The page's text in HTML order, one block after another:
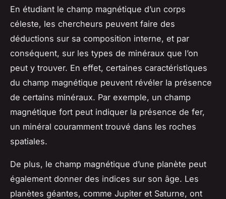
En étudiant le champ magnétique d’un corps
céleste, les chercheurs peuvent faire des
déductions sur sa composition interne, et par
conséquent, sur les types de minéraux que l’on
peut y trouver. En effet, certaines caractéristiques
du champ magnétique peuvent révéler la présence
de certains minéraux. Par exemple, un champ
magnétique fort peut indiquer la présence de fer,
un minéral couramment trouvé dans les roches
spatiales.
De plus, le champ magnétique d’une planète peut
également donner des indices sur son âge. Les
planètes géantes, comme Jupiter et Saturne, ont